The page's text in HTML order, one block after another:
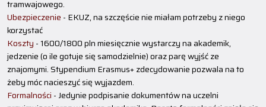
tramwajowego.
Ubezpieczenie - EKUZ, na szczęście nie miałam potrzeby z niego
korzystać
Koszty - 1600/1800 pln miesięcznie wystarczy na akademik,
jedzenie (o ile gotuje się samodzielnie) oraz parę wyjść ze
znajomymi. Stypendium Erasmus+ zdecydowanie pozwala na to
żeby móc nacieszyć się wyjazdem.
Formalności - Jedynie podpisanie dokumentów na uczelni